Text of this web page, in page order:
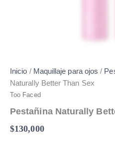
Inicio / Maquillaje para ojos /
Naturally Better Than Sex
Too Faced
Pestañina Naturally
$130,000